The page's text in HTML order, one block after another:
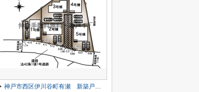
神戸市西区伊川谷町有瀬 新築戸建5号棟 仲介手数料無料！